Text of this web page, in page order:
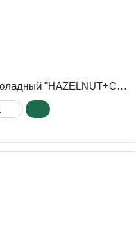
Батончик шоколадный "HAZELNUT+CARAMEL" FIZI, 40 г